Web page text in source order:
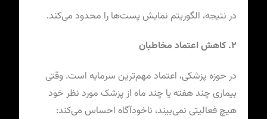
در نتیجه، الگوریتم نمایش پست‌ها را محدود می‌کند.
۲. کاهش اعتماد مخاطبان
در حوزه پزشکی، اعتماد مهم‌ترین سرمایه است. وقتی
بیماری چند هفته یا چند ماه از پزشک مورد نظر خود
هیچ فعالیتی نمی‌بیند، ناخودآگاه احساس می‌کند: